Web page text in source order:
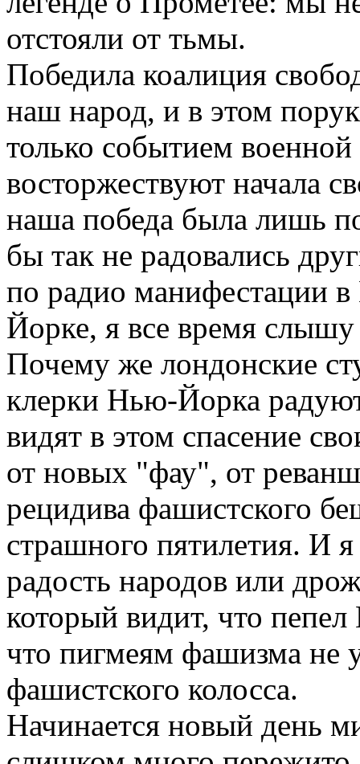
отстояли от тьмы.
Победила коалиция
наш народ, и в этом
только событием
восторжествуют начала
наша победа была лишь
бы так не радовались
по радио манифестации
Йорке, я все время
Почему же лондонские
клерки Нью-Йорка
видят в этом спасение
от новых "фау", от
рецидива фашистского
страшного пятилетия. И
радость народов или
который видит, что
что пигмеям фашизма не
фашистского колосса.
Начинается новый день